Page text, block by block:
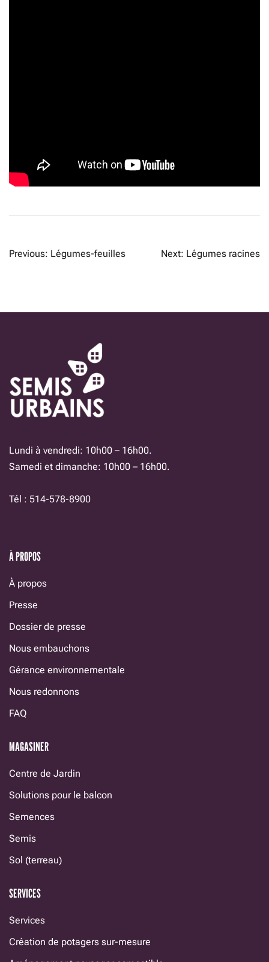
NAVIGATION
Previous: Légumes-feuilles Next: Légumes racines
Lundi à vendredi: 10h00 – 16h00.
Samedi et dimanche: 10h00 – 16h00.
Tél : 514-578-8900
À PROPOS
À propos
Presse
Dossier de presse
Nous embauchons
Gérance environnementale
Nous redonnons
FAQ
MAGASINER
Centre de Jardin
Solutions pour le balcon
Semences
Semis
Sol (terreau)
SERVICES
Services
Création de potagers sur-mesure